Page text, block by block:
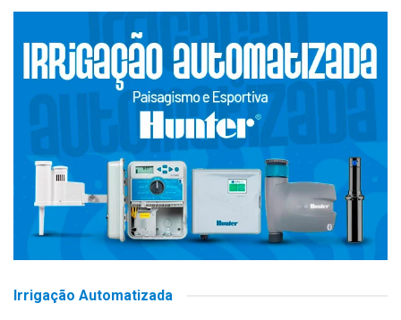
Irrigação Automatizada